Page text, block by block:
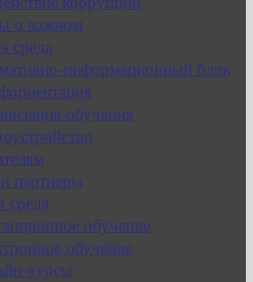
о важном
среда
информационный блок
обучения
партнеры
среда
обучение
обучение
курсы